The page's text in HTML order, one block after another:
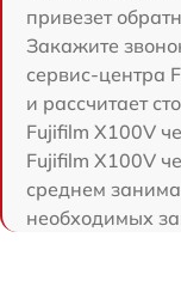
привезет
Закажите
сервис-центра
и рассчитает
Fujifilm X100V
Fujifilm X100V
среднем
необходимых